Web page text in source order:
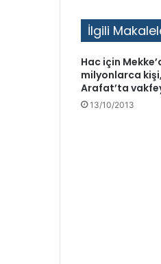
İlgili
Hac için
milyonlarca
Arafat’ta
13/10/2013
e
r
o
l
d